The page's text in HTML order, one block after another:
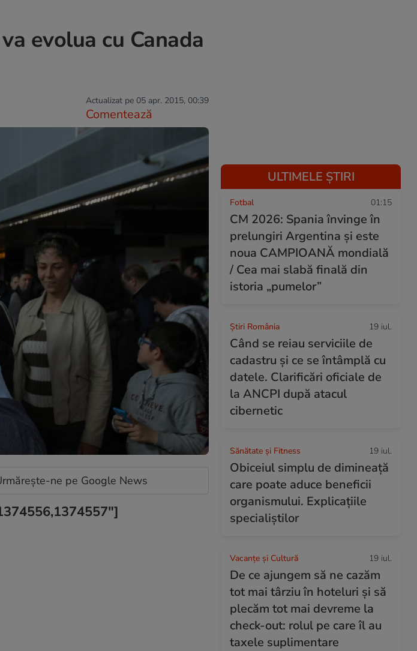
evolua cu Canada
Actualizat pe 05 apr. 2015, 00:39
Comentează
ne pe Google News
ULTIMELE ȘTIRI
Fotbal 01:15
CM 2026: Spania învinge în
prelungiri Argentina și este
noua CAMPIOANĂ mondială
/ Cea mai slabă finală din
istoria „pumelor”
Știri România 19 iul.
Când se reiau serviciile de
cadastru și ce se întâmplă cu
datele. Clarificări oficiale de
la ANCPI după atacul
cibernetic
Sănătate și Fitness 19 iul.
Obiceiul simplu de dimineață
care poate aduce beneficii
organismului. Explicațiile
specialiștilor
Vacanțe și Cultură 19 iul.
De ce ajungem să ne cazăm
tot mai târziu în hoteluri și să
plecăm tot mai devreme la
check-out: rolul pe care îl au
taxele suplimentare